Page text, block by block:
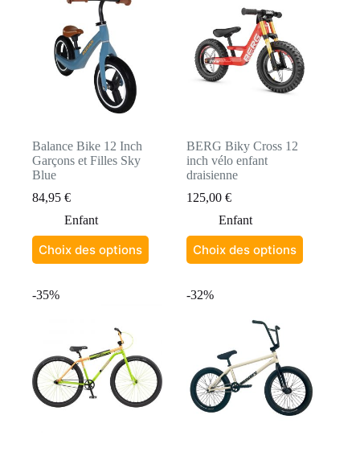
Balance Bike 12 Inch
Garçons et Filles Sky
Blue
84,95 €
Enfant
Choix des options
Ce
produit
variations.
peuvent
être
choisies
sur
la
BERG Biky Cross 12
inch vélo enfant
draisienne
125,00€
Enfant
Choix des options
Ce
produit
variations.
choisies
sur
la
page
-35% -32%